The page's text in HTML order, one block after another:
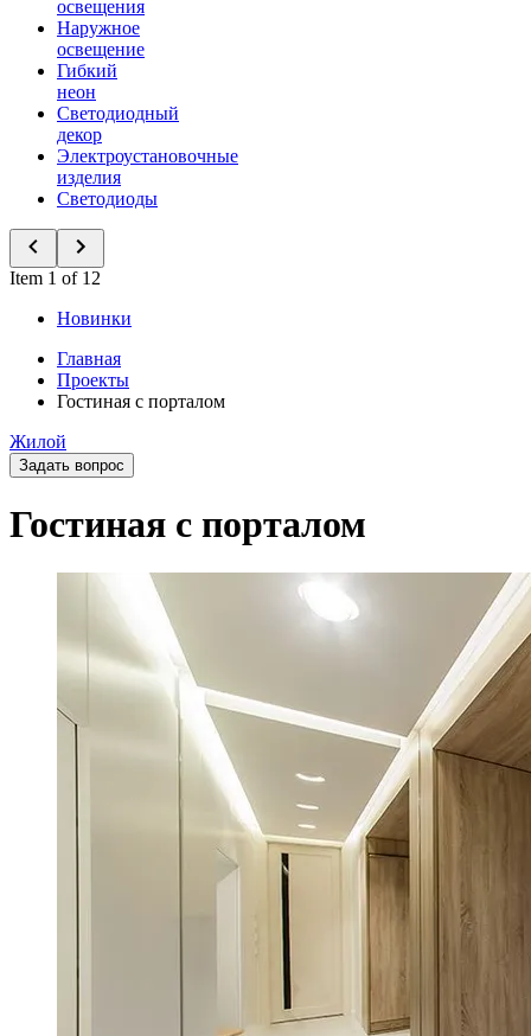
освещения
Наружное
освещение
Гибкий
неон
Светодиодный
декор
Электроустановочные
изделия
Светодиоды
Item 1 of 12
Новинки
Главная
Проекты
Гостиная с порталом
Жилой
Задать вопрос
Гостиная с порталом